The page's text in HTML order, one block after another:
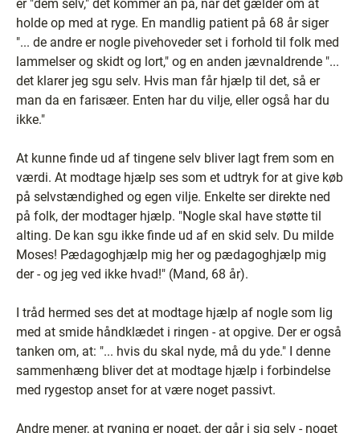
er "dem selv," det kommer an på, når det gælder om at
holde op med at ryge. En mandlig patient på 68 år siger
"... de andre er nogle pivehoveder set i forhold til folk med
lammelser og skidt og lort," og en anden jævnaldrende "...
det klarer jeg sgu selv. Hvis man får hjælp til det, så er
man da en farisæer. Enten har du vilje, eller også har du
ikke."
At kunne finde ud af tingene selv bliver lagt frem som en
værdi. At modtage hjælp ses som et udtryk for at give køb
på selvstændighed og egen vilje. Enkelte ser direkte ned
på folk, der modtager hjælp. "Nogle skal have støtte til
alting. De kan sgu ikke finde ud af en skid selv. Du milde
Moses! Pædagoghjælp mig her og pædagoghjælp mig
der - og jeg ved ikke hvad!" (Mand, 68 år).
I tråd hermed ses det at modtage hjælp af nogle som lig
med at smide håndklædet i ringen - at opgive. Der er også
tanken om, at: "... hvis du skal nyde, må du yde." I denne
sammenhæng bliver det at modtage hjælp i forbindelse
med rygestop anset for at være noget passivt.
Andre mener, at rygning er noget, der går i sig selv - noget